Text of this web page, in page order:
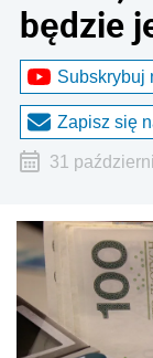
będzie
Subskrybuj
Zapisz się
31